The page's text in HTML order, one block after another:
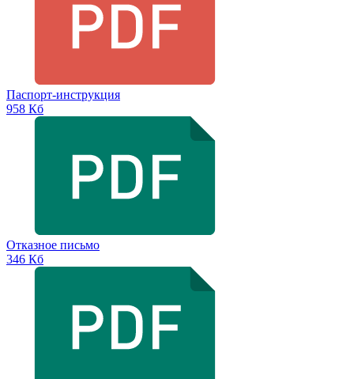
Паспорт-инструкция
958 Кб
Отказное письмо
346 Кб